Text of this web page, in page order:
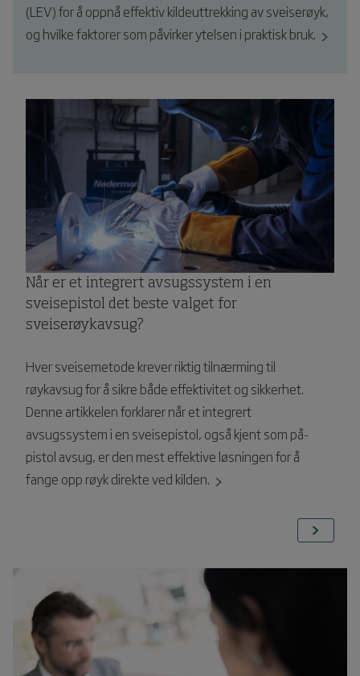
(LEV) for å oppnå effektiv kildeuttrekking av sveiserøyk,
og hvilke faktorer som påvirker ytelsen i praktisk bruk.
Når er et integrert avsugssystem i en
sveisepistol det beste valget for
sveiserøykavsug?
Hver sveisemetode krever riktig tilnærming til
røykavsug for å sikre både effektivitet og sikkerhet.
Denne artikkelen forklarer når et integrert
avsugssystem i en sveisepistol, også kjent som på-
pistol avsug, er den mest effektive løsningen for å
fange opp røyk direkte ved kilden.